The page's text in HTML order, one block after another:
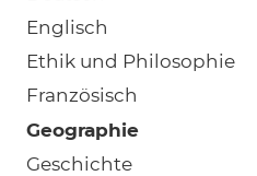
Englisch
Ethik und Philosophie
Französisch
Geographie
Geschichte